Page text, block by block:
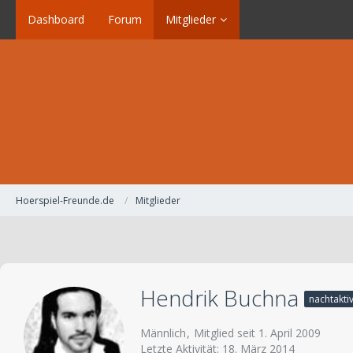
Dashboard Forum Mitglieder
Hoerspiel-Freunde.de Mitglieder
Hendrik Buchna nachtaktiv
Männlich
Mitglied seit 1. April 2009
Letzte Aktivität: 18. März 2014